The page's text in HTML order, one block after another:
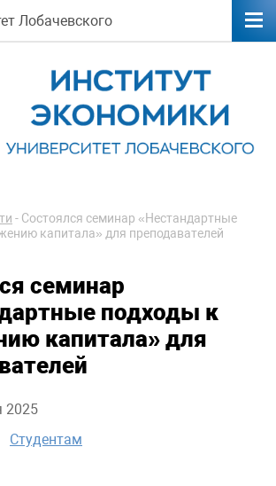
Лобачевского
- Состоялся семинар «Нестандартные
капитала» для преподавателей
семинар
подходы к
капитала» для
2025
Студентам